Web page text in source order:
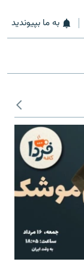
به ما بپیوندید